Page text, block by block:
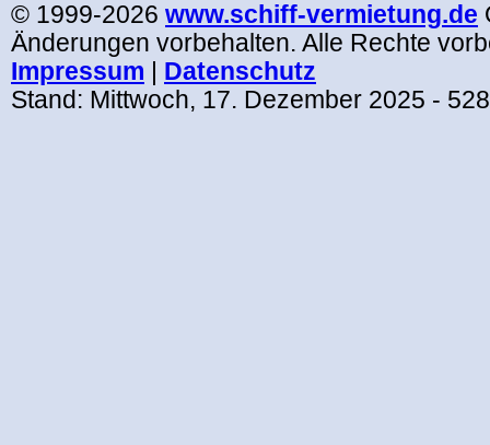
© 1999-2026 www.schiff-vermietung.de
Änderungen vorbehalten. Alle Rechte
Impressum
Datenschutz
Stand: Mittwoch, 17. Dezember 2025 -